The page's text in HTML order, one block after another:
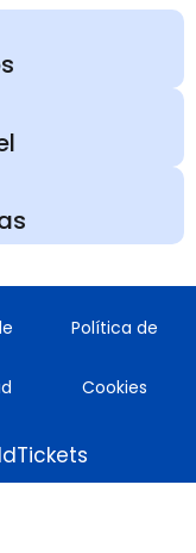
Política de
Cookies